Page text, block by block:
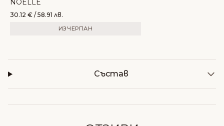
NOELLE
30.12 € / 58.91 лв.
ИЗЧЕРПАН
Състав